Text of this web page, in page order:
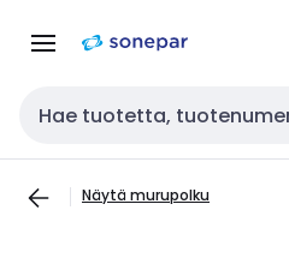
navigointiinsisältöön
Haku
Näytä murupolku